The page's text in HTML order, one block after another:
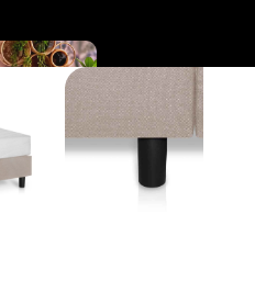
Cinderella
Collection